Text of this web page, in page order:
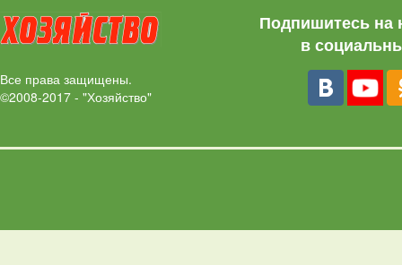
Все права защищены.
©2008-2017 - "Хозяйство"
Подпишитесь на
в